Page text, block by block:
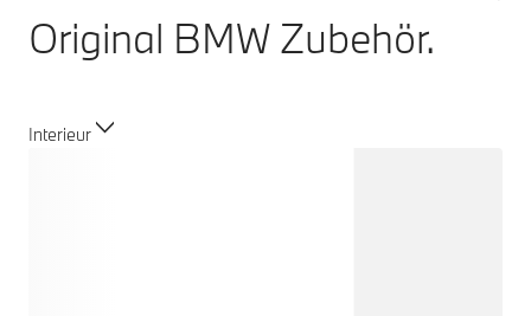
Original BMW Zubehör.
Interieur